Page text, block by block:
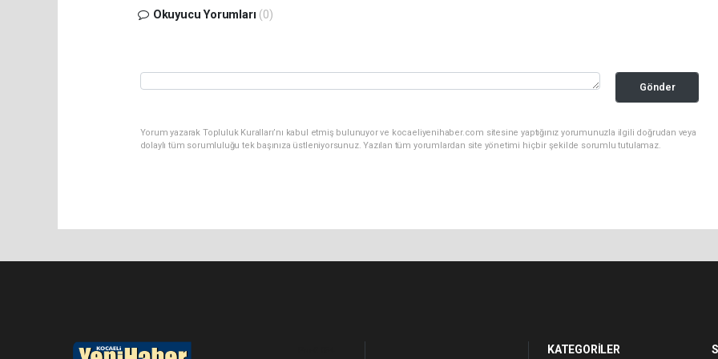
Okuyucu Yorumları (0)
Gönder
Yorum yazarak Topluluk Kuralları’nı kabul etmiş bulunuyor ve kocaeliyenihaber.com sitesine yaptığınız yorumunuzla ilgili doğrudan veya
dolaylı tüm sorumluluğu tek başınıza üstleniyorsunuz. Yazılan tüm yorumlardan site yönetimi hiçbir şekilde sorumlu tutulamaz.
KATEGORİLER